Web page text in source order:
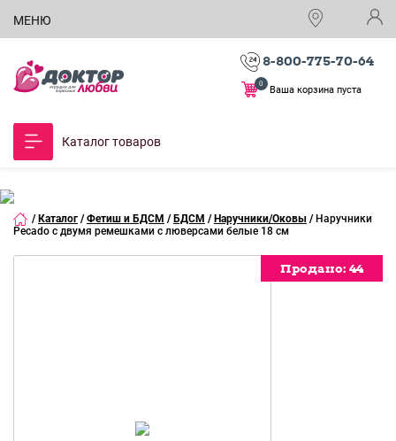
МЕНЮ
8-800-775-70-64
Ваша корзина пуста
0
Каталог товаров
/ Каталог / Фетиш и БДСМ / БДСМ / Наручники/Оковы / Наручники
Pecado с двумя ремешками с люверсами белые 18 см
Продано: 44
Продано: 44
Продано: 44
Продано: 44
Продано: 44
Продано: 44
Продано: 44